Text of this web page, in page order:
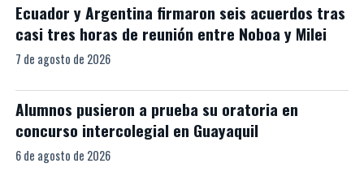
Ecuador y Argentina firmaron seis acuerdos tras
casi tres horas de reunión entre Noboa y Milei
7 de agosto de 2026
Alumnos pusieron a prueba su oratoria en
concurso intercolegial en Guayaquil
6 de agosto de 2026